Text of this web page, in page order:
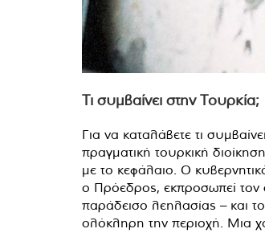
Τι συμβαίνει στην Τουρκία;
Για να καταλάβετε τι
πραγματική τουρκική
με το κεφάλαιο. Ο
ο Πρόεδρος, εκπροσωπεί τον
παράδεισο λεηλασίας – και
ολόκληρη την περιοχή. Μια